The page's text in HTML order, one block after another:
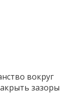
вокруг
зазоры